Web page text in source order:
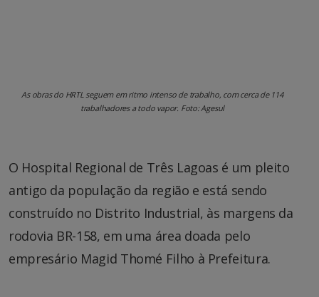
As obras do HRTL seguem em ritmo intenso de trabalho, com cerca de 114
trabalhadores a todo vapor. Foto: Agesul
O Hospital Regional de Três Lagoas é um pleito
antigo da população da região e está sendo
construído no Distrito Industrial, às margens da
rodovia BR-158, em uma área doada pelo
empresário Magid Thomé Filho à Prefeitura.